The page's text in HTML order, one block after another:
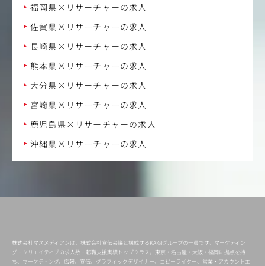
福岡県×リサーチャーの求人
佐賀県×リサーチャーの求人
長崎県×リサーチャーの求人
熊本県×リサーチャーの求人
大分県×リサーチャーの求人
宮崎県×リサーチャーの求人
鹿児島県×リサーチャーの求人
沖縄県×リサーチャーの求人
株式会社マスメディアンは、株式会社宣伝会議と構成するKAIGIグループの一員です。マーケティン
グ・クリエイティブの求人数・転職支援実績トップクラス。東京・名古屋・大阪・福岡に拠点を持
ち、マーケティング、広報、宣伝、グラフィックデザイナー、コピーライター、営業・アカウントエ